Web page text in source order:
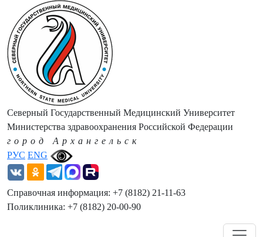
РУС ENG
Северный Государственный Медицинский Университет
Министерства здравоохранения Российской Федерации
город Архангельск
Справочная информация: +7 (8182) 21-11-63
Поликлиника: +7 (8182) 20-00-90